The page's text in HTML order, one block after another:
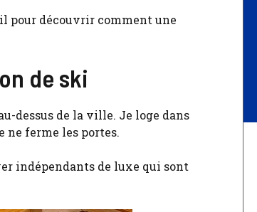
pour découvrir comment une
de ski
dessus de la ville. Je loge dans
ne ferme les portes.
indépendants de luxe qui sont